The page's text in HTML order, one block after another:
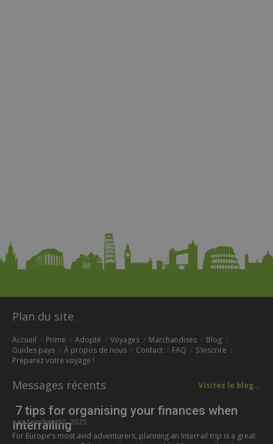
Plan du site
Accueil Prime Adopté Voyages Marchandises
Blog
Guides pays
À propos de nous Contact FAQ
S'inscrire
Préparez votre voyage !
Messages récents Visitez le blog...
7 tips for organising your finances when
Interrailing
septembre 03, 2025
For Europe’s most avid adventurers, planning an Interrail trip is a great